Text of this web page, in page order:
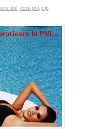
pnl, corsi pnl, nlp